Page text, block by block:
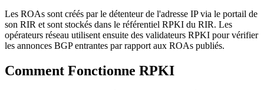
Les ROAs sont créés par le détenteur de l'adresse IP via le portail de
son RIR et sont stockés dans le référentiel RPKI du RIR. Les
opérateurs réseau utilisent ensuite des validateurs RPKI pour vérifier
les annonces BGP entrantes par rapport aux ROAs publiés.
Comment Fonctionne RPKI